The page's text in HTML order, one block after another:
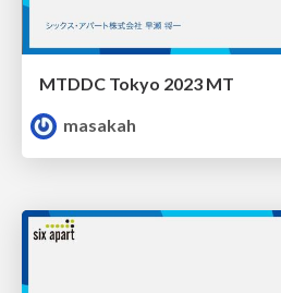
MTDDC Tokyo 2023 MT
masakah